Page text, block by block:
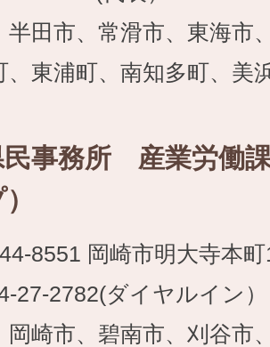
田市、常滑市、東海市
、東浦町、南知多町、美
民事務所 産業労働
8551 岡崎市明大寺本町
27-2782(ダイヤルイ
崎市、碧南市、刈谷市